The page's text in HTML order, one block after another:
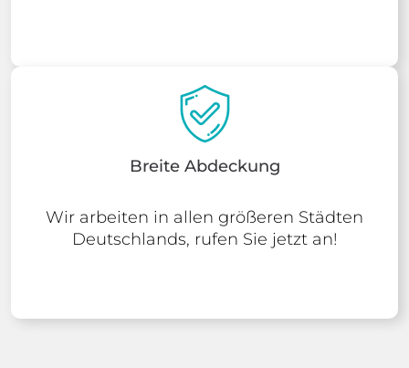
Breite Abdeckung
Wir arbeiten in allen größeren Städten
Deutschlands, rufen Sie jetzt an!